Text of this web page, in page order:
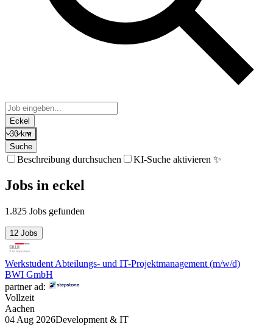
Eckel
30 km
Suche
Beschreibung durchsuchen KI-Suche aktivieren ✨
Jobs in eckel
1.825 Jobs gefunden
12 Jobs
Werkstudent Abteilungs- und IT-Projektmanagement (m/w/d)
BWI GmbH
partner ad:
Vollzeit
Aachen
04 Aug 2026Development & IT